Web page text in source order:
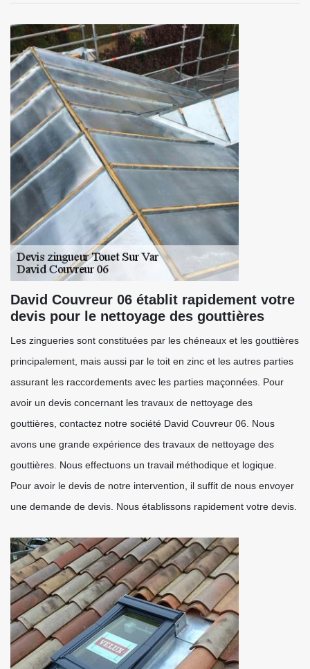
David Couvreur 06 établit rapidement votre
devis pour le nettoyage des gouttières
Les zingueries sont constituées par les chéneaux et les gouttières
principalement, mais aussi par le toit en zinc et les autres parties
assurant les raccordements avec les parties maçonnées. Pour
avoir un devis concernant les travaux de nettoyage des
gouttières, contactez notre société David Couvreur 06. Nous
avons une grande expérience des travaux de nettoyage des
gouttières. Nous effectuons un travail méthodique et logique.
Pour avoir le devis de notre intervention, il suffit de nous envoyer
une demande de devis. Nous établissons rapidement votre devis.